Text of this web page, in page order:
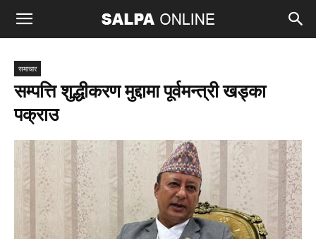
समाचार
सम्पत्ति शुद्धीकरण मुद्दामा पूर्वमन्त्री खड्का
पक्राउ